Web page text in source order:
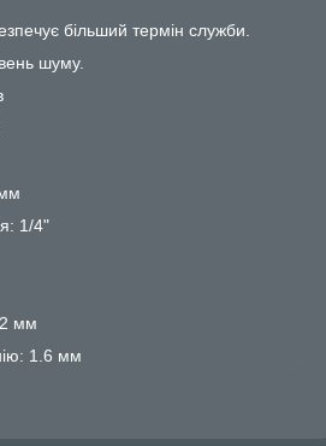
більший термін служби.
шуму.
1/4"
мм
1.6 мм